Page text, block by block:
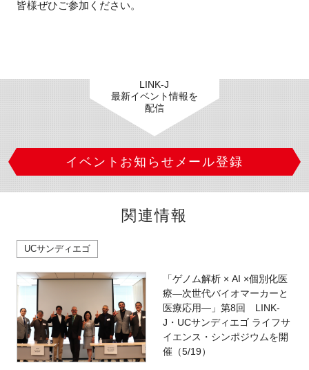
皆様ぜひご参加ください。
LINK-J
最新イベント情報を
配信
イベントお知らせメール登録
関連情報
UCサンディエゴ
「ゲノム解析 × AI ×個別化医
療―次世代バイオマーカーと
医療応用―」第8回 LINK-
J・UCサンディエゴ ライフサ
イエンス・シンポジウムを開
催（5/19）